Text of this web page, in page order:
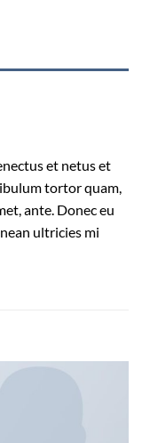
et netus et
tortor quam,
ante. Donec eu
ultricies mi